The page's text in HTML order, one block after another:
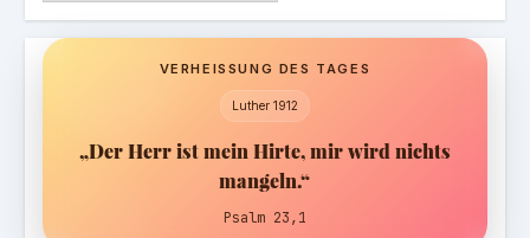
VERHEISSUNG DES TAGES
Luther 1912
„Der Herr ist mein Hirte, mir wird nichts
mangeln.“
Psalm 23,1